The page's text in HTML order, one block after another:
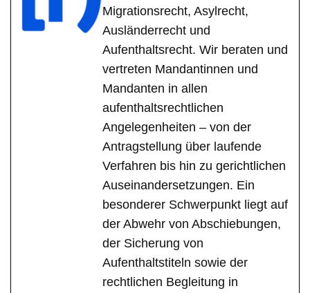
Migrationsrecht, Asylrecht,
Ausländerrecht und
Aufenthaltsrecht. Wir beraten und
vertreten Mandantinnen und
Mandanten in allen
aufenthaltsrechtlichen
Angelegenheiten – von der
Antragstellung über laufende
Verfahren bis hin zu gerichtlichen
Auseinandersetzungen. Ein
besonderer Schwerpunkt liegt auf
der Abwehr von Abschiebungen,
der Sicherung von
Aufenthaltstiteln sowie der
rechtlichen Begleitung in